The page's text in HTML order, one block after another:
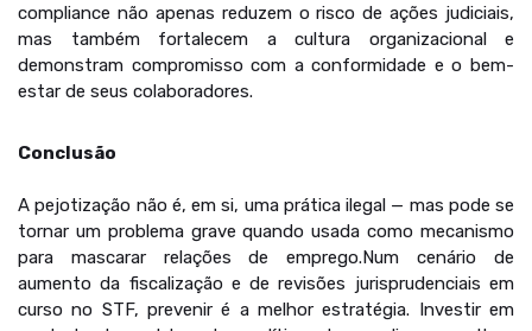
compliance não apenas reduzem o risco de ações judiciais,
mas também fortalecem a cultura organizacional e
demonstram compromisso com a conformidade e o bem-
estar de seus colaboradores.
Conclusão
A pejotização não é, em si, uma prática ilegal — mas pode se
tornar um problema grave quando usada como mecanismo
para mascarar relações de emprego.Num cenário de
aumento da fiscalização e de revisões jurisprudenciais em
curso no STF, prevenir é a melhor estratégia. Investir em